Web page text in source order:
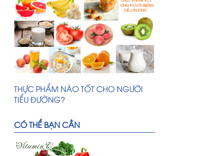
THỰC PHẨM NÀO TỐT CHO NGƯỜI
TIỂU ĐƯỜNG?
CÓ THỂ BẠN CẦN
Giải Nhiệt?
THỰC PHẨM NÀO TỐT CHO NGƯỜI
TIỂU ĐƯỜNG?